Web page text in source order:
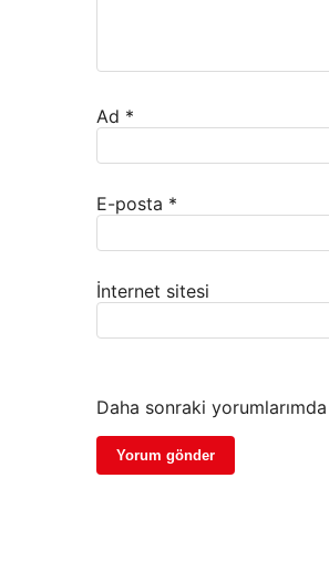
Ad *
E-posta *
İnternet sitesi
Daha sonraki